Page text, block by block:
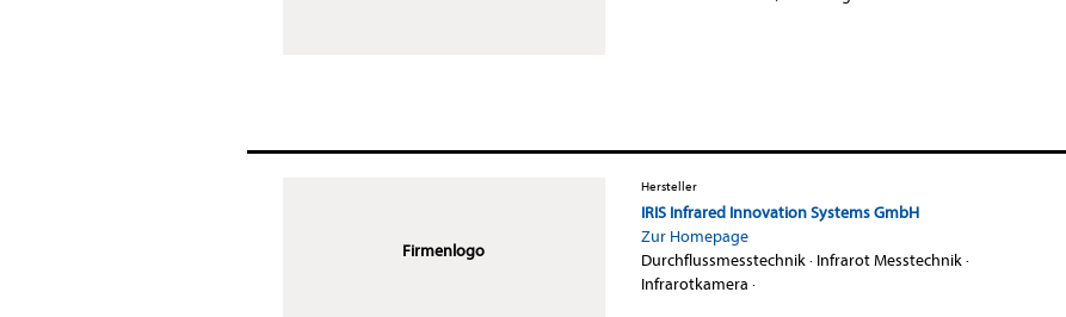
Firmenlogo
Hersteller
IRIS Infrared Innovation Systems GmbH
Zur Homepage
Durchflussmesstechnik· Infrarot Messtechnik·
Infrarotkamera ·